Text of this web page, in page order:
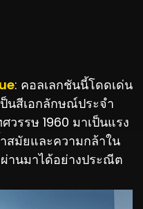
: คอลเลกชันนี้โดดเด่น
ป็นสีเอกลักษณ์ประจำ
รรษ 1960 มาเป็นแรง
สมัยและความกล้าใน
านมาได้อย่างประณีต